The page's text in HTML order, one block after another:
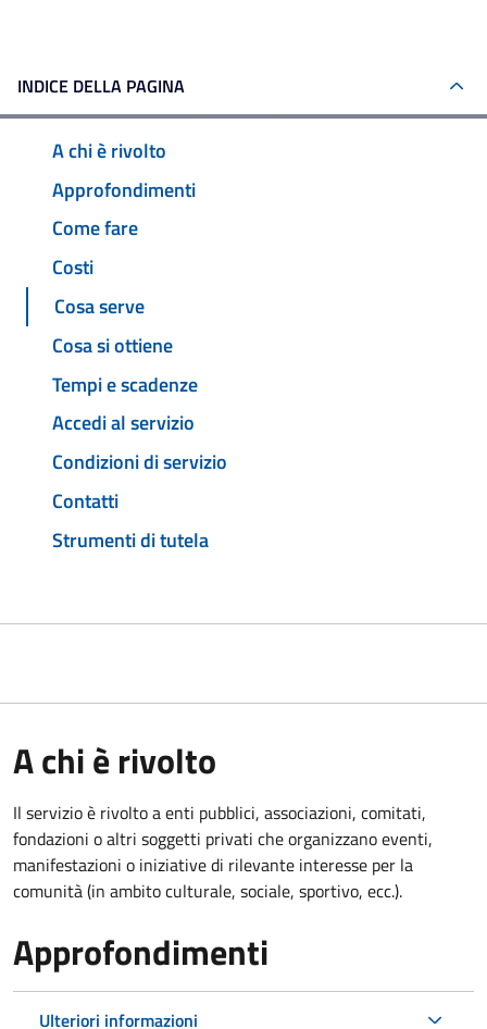
INDICE DELLA PAGINA
A chi è rivolto
Approfondimenti
Come fare
Costi
Cosa serve
Cosa si ottiene
Tempi e scadenze
Accedi al servizio
Condizioni di servizio
Contatti
Strumenti di tutela
A chi è rivolto
Il servizio è rivolto a enti pubblici, associazioni, comitati,
fondazioni o altri soggetti privati che organizzano eventi,
manifestazioni o iniziative di rilevante interesse per la
comunità (in ambito culturale, sociale, sportivo, ecc.).
Approfondimenti
Ulteriori informazioni